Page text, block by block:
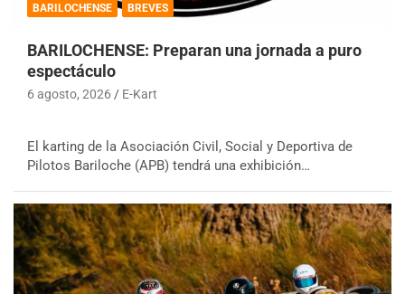
BARILOCHENSE BREVES
BARILOCHENSE: Preparan una jornada a puro
espectáculo
6 agosto, 2026 E-Kart
El karting de la Asociación Civil, Social y Deportiva de
Pilotos Bariloche (APB) tendrá una exhibición…